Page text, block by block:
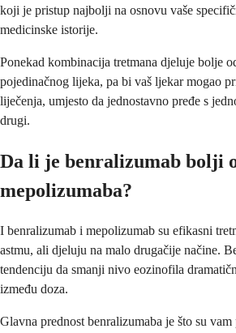
koji je pristup najbolji na osnovu vaše
medicinske istorije.
Ponekad kombinacija tretmana djeluje bolje
pojedinačnog lijeka, pa bi vaš ljekar mogao
liječenja, umjesto da jednostavno pređe s
drugi.
Da li je benralizumab bolji
mepolizumaba?
I benralizumab i mepolizumab su efikasni
astmu, ali djeluju na malo drugačije načine.
tendenciju da smanji nivo eozinofila
između doza.
Glavna prednost benralizumaba je što su